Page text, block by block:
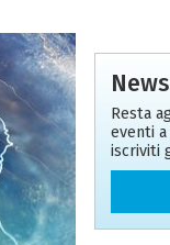
Resta
eventi
iscriviti